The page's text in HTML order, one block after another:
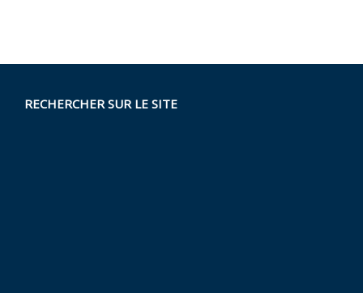
RECHERCHER SUR LE SITE